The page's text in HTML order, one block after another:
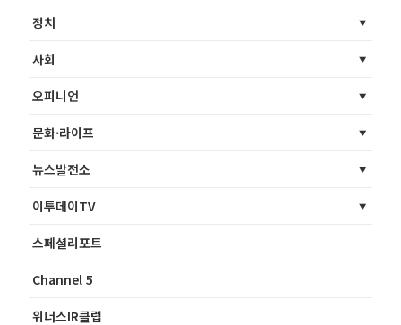
정치
사회
오피니언
문화·라이프
뉴스발전소
이투데이TV
스페셜리포트
Channel 5
위너스IR클럽